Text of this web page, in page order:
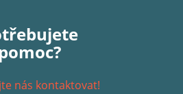
nás kontaktovat!